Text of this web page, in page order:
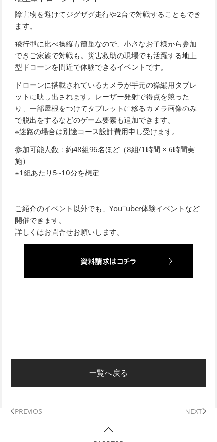
障害物を避けてジグザグ走行や2台で対戦することもでき
ます。
飛行型に比べ操縦も簡単なので、小さなお子様から参加
できご家族で対戦も。災害救助の現場でも活躍する地上
型ドローンを間近で体験できるイベントです。
ドローンに搭載されているカメラが手元の操縦用タブレ
ットに映し出されます。レーザー発射で得点を競った
り、一部屋根をつけてタブレットに移るカメラ画像のみ
で脱出をするなどのゲーム要素も追加できます。
※迷路の場合は別途コース設計費用申し受けます。
参加可能人数：約48組96名ほど（8組/1時間 × 6時間実
施）
※1組あたり5~10分を想定
ご紹介のイベント以外でも、YouTuber体験イベントなど
開催できます。
詳しくはお問合せお願いします。
PREVIOS NEXT
一覧へ戻る